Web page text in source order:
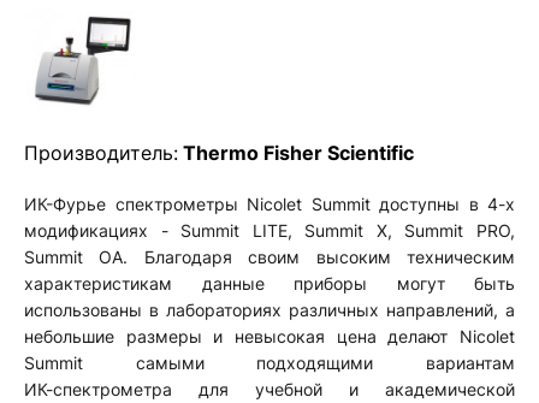
Производитель: Thermo Fisher Scientific
ИК-Фурье спектрометры Nicolet Summit доступны в 4-х
модификациях - Summit LITE, Summit X, Summit PRO,
Summit OA. Благодаря своим высоким техническим
характеристикам данные приборы могут быть
использованы в лабораториях различных направлений, а
небольшие размеры и невысокая цена делают Nicolet
Summit самыми подходящими вариантам
ИК-спектрометра для учебной и академической